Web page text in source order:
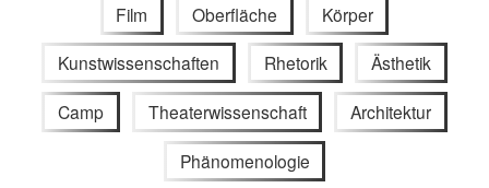
Film Oberfläche Körper
Kunstwissenschaften Rhetorik Ästhetik
Camp Theaterwissenschaft Architektur
Phänomenologie